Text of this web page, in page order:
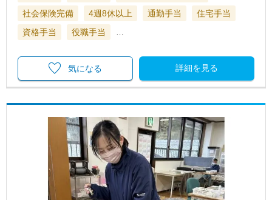
社会保険完備
4週8休以上 通勤手当
住宅手当
資格手当
役職手当
詳細を見る
気になる